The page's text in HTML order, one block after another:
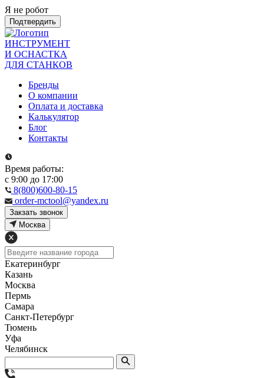
Я не робот
Подтвердить
ИНСТРУМЕНТ
И ОСНАСТКА
ДЛЯ СТАНКОВ
Бренды
О компании
Оплата и доставка
Калькулятор
Блог
Контакты
Время работы:
с 9:00 до 17:00
8(800)600-80-15
order-mctool@yandex.ru
Закзать звонок
Москва
Екатеринбург
Казань
Москва
Пермь
Самара
Санкт-Петербург
Тюмень
Уфа
Челябинск